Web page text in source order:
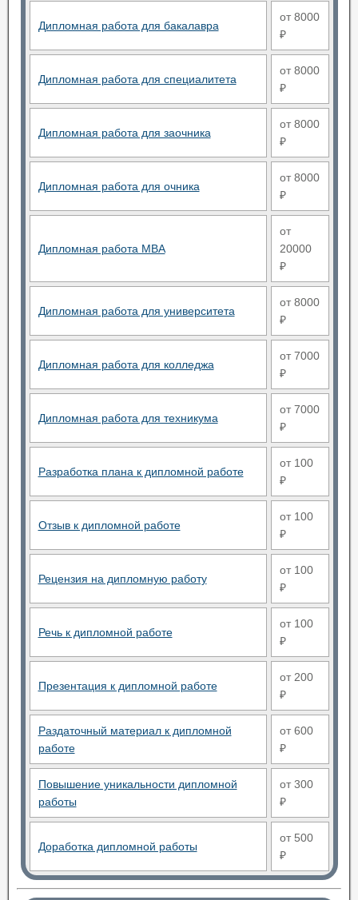
Дипломная работа для бакалавра
от 8000
₽
Дипломная работа для специалитета
от 8000
₽
Дипломная работа для заочника
от 8000
₽
Дипломная работа для очника
от 8000
₽
Дипломная работа MBA
от
20000
₽
Дипломная работа для университета
от 8000
₽
Дипломная работа для колледжа
от 7000
₽
Дипломная работа для техникума
от 7000
₽
Разработка плана к дипломной работе
от 100
₽
Отзыв к дипломной работе
от 100
₽
Рецензия на дипломную работу
от 100
₽
Речь к дипломной работе
от 100
₽
Презентация к дипломной работе
от 200
₽
Раздаточный материал к дипломной
работе
от 600
₽
Повышение уникальности дипломной
работы
от 300
₽
Доработка дипломной работы
от 500
₽